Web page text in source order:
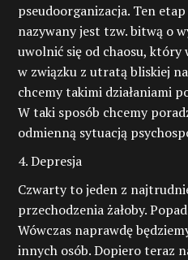
pseudoorganizacja. Ten
nazywany jest tzw. bitwą o
uwolnić się od chaosu, który
w związku z utratą bliskiej
chcemy takimi działaniami
W taki sposób chcemy
odmienną sytuacją
4. Depresja
Czwarty to jeden z
przechodzenia żałoby.
Wówczas naprawdę
innych osób. Dopiero teraz